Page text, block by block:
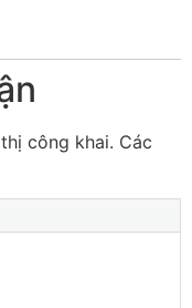
công khai. Các